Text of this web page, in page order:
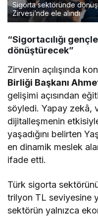
Sigorta sektöründe
Zirvesi’nde ele alındı
“Sigortacılığı
dönüştürecek”
Zirvenin açılışında
Birliği Başkanı
gelişimi açısından
söyledi. Yapay zekâ,
dijitalleşmenin
yaşadığını belirten
en dinamik meslek
ifade etti.
Türk sigorta
trilyon TL seviyesine
sektörün yalnızca